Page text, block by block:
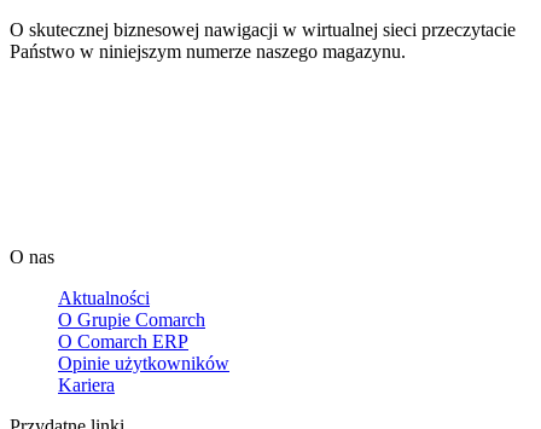
O skutecznej biznesowej nawigacji w wirtualnej sieci przeczytacie
Państwo w niniejszym numerze naszego magazynu.
O nas
Aktualności
O Grupie Comarch
O Comarch ERP
Opinie użytkowników
Kariera